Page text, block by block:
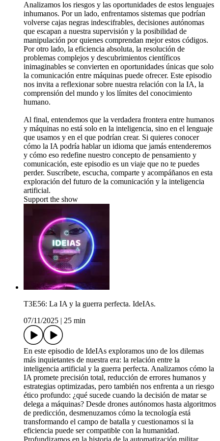
Analizamos los riesgos y las oportunidades de estos lenguajes
inhumanos. Por un lado, enfrentamos sistemas que podrían
volverse cajas negras indescifrables, decisiones autónomas
que escapan a nuestra supervisión y la posibilidad de
manipulación por quienes comprendan mejor estos códigos.
Por otro lado, la eficiencia absoluta, la resolución de
problemas complejos y descubrimientos científicos
inimaginables se convierten en oportunidades únicas que solo
la comunicación entre máquinas puede ofrecer. Este episodio
nos invita a reflexionar sobre nuestra relación con la IA, la
comprensión del mundo y los límites del conocimiento
humano.
Al final, entendemos que la verdadera frontera entre humanos
y máquinas no está solo en la inteligencia, sino en el lenguaje
que usamos y en el que podrían crear. Si quieres conocer
cómo la IA podría hablar un idioma que jamás entenderemos
y cómo eso redefine nuestro concepto de pensamiento y
comunicación, este episodio es un viaje que no te puedes
perder. Suscríbete, escucha, comparte y acompáñanos en esta
exploración del futuro de la comunicación y la inteligencia
artificial.
Support the show
T3E56: La IA y la guerra perfecta. IdeIAs.
07/11/2025
25 min
En este episodio de IdeIAs exploramos uno de los dilemas
más inquietantes de nuestra era: la relación entre la
inteligencia artificial y la guerra perfecta. Analizamos cómo la
IA promete precisión total, reducción de errores humanos y
estrategias optimizadas, pero también nos enfrenta a un riesgo
ético profundo: ¿qué sucede cuando la decisión de matar se
delega a máquinas? Desde drones autónomos hasta algoritmos
de predicción, desmenuzamos cómo la tecnología está
transformando el campo de batalla y cuestionamos si la
eficiencia puede ser compatible con la humanidad.